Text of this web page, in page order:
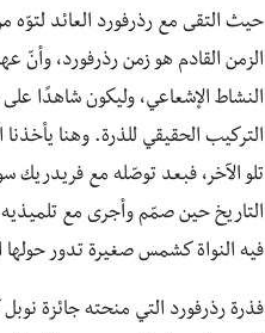
حيث التقى مع رذرفورد العائد لتوّه
الزمن القادم هو زمن رذرفورد،
النشاط الإشعاعي، وليكون شاهدًا
التركيب الحقيقي للذرة. وهنا
تلو الآخر، فبعد توصّله مع فريدريك
التاريخ حين صمّم وأجرى مع
فيه النواة كشمس صغيرة تدور
فذرة رذرفورد التي منحته جائزة